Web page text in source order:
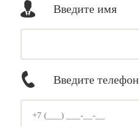
Введите имя
Введите телефон